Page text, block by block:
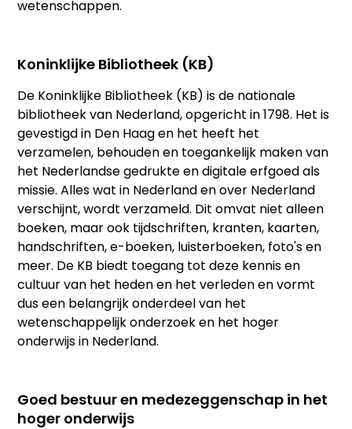
wetenschappen.
Koninklijke Bibliotheek (KB)
De Koninklijke Bibliotheek (KB) is de nationale
bibliotheek van Nederland, opgericht in 1798. Het is
gevestigd in Den Haag en het heeft het
verzamelen, behouden en toegankelijk maken van
het Nederlandse gedrukte en digitale erfgoed als
missie. Alles wat in Nederland en over Nederland
verschijnt, wordt verzameld. Dit omvat niet alleen
boeken, maar ook tijdschriften, kranten, kaarten,
handschriften, e-boeken, luisterboeken, foto's en
meer. De KB biedt toegang tot deze kennis en
cultuur van het heden en het verleden en vormt
dus een belangrijk onderdeel van het
wetenschappelijk onderzoek en het hoger
onderwijs in Nederland.
Goed bestuur en medezeggenschap in het
hoger onderwijs